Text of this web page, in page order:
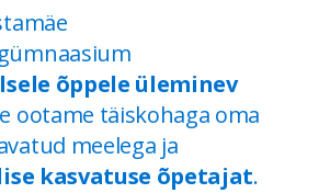
õppele üleminev
ootame täiskohaga oma
meelega ja
kasvatuse õpetajat.